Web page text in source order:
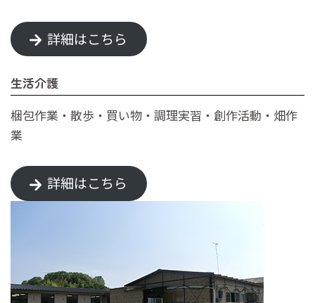
詳細はこちら
生活介護
梱包作業・散歩・買い物・調理実習・創作活動・畑作
業
詳細はこちら